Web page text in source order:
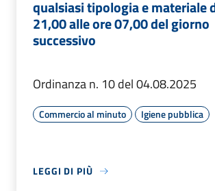
qualsiasi tipologia e materiale
21,00 alle ore 07,00 del giorno
successivo
Ordinanza n. 10 del 04.08.2025
Commercio al minuto Igiene pubblica
LEGGI DI PIÙ